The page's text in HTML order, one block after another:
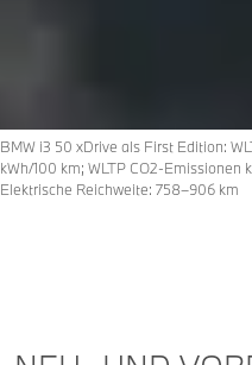
BMW i3 50 xDrive als First Edition:
kWh/100 km; WLTP CO2-Emissionen
Elektrische Reichweite: 758–906 km